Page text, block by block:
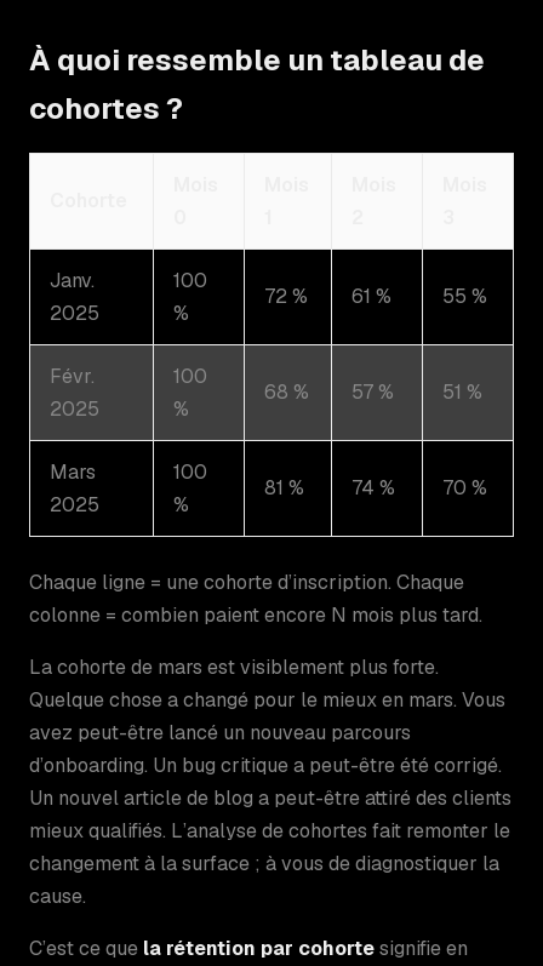
À quoi ressemble un tableau de
cohortes ?
Janv.
2025
100
%
72 % 61 % 55 %
Févr.
2025
100
%
68 % 57 % 51 %
Mars
2025
100
%
81 % 74 % 70 %
Chaque ligne = une cohorte d’inscription. Chaque
colonne = combien paient encore N mois plus tard.
La cohorte de mars est visiblement plus forte.
Quelque chose a changé pour le mieux en mars. Vous
avez peut-être lancé un nouveau parcours
d’onboarding. Un bug critique a peut-être été corrigé.
Un nouvel article de blog a peut-être attiré des clients
mieux qualifiés. L’analyse de cohortes fait remonter le
changement à la surface ; à vous de diagnostiquer la
cause.
C’est ce que la rétention par cohortesignifie en